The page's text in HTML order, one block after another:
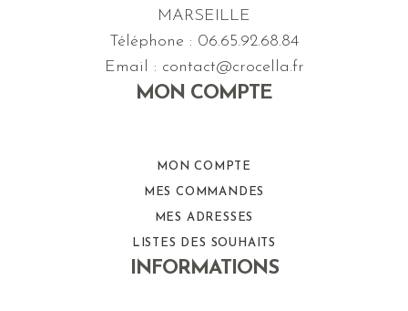
MARSEILLE
Téléphone : 06.65.92.68.84
Email : contact@crocella.fr
MON COMPTE
MON COMPTE
MES COMMANDES
MES ADRESSES
LISTES DES SOUHAITS
INFORMATIONS